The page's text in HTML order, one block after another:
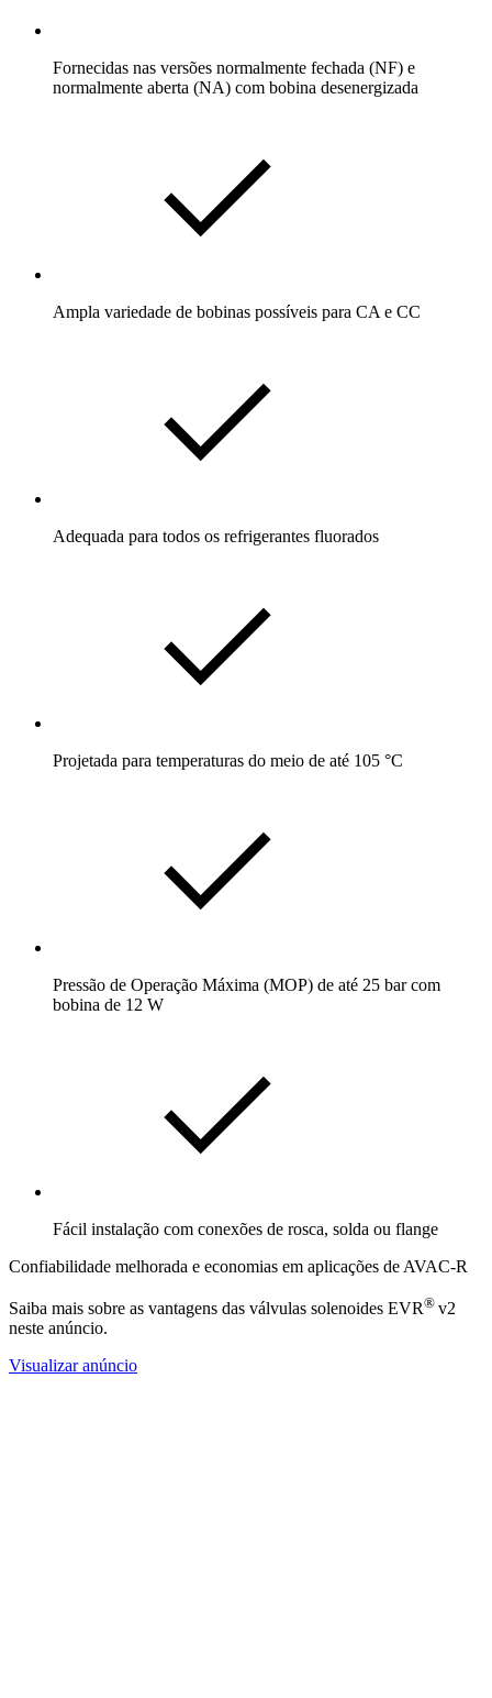
Fornecidas nas versões normalmente fechada (NF) e
normalmente aberta (NA) com bobina desenergizada
Ampla variedade de bobinas possíveis para CA e CC
Adequada para todos os refrigerantes fluorados
Projetada para temperaturas do meio de até 105 °C
Pressão de Operação Máxima (MOP) de até 25 bar com
bobina de 12 W
Fácil instalação com conexões de rosca, solda ou flange
Confiabilidade melhorada e economias em aplicações de AVAC-R
Saiba mais sobre as vantagens das válvulas solenoides EVR® v2
neste anúncio.
Visualizar anúncio